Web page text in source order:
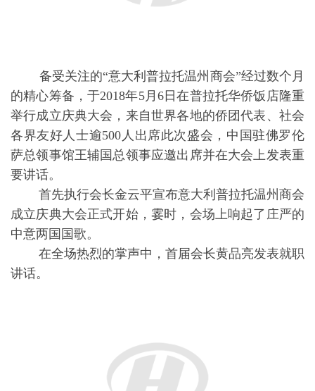
备受关注的“意大利普拉托温州商会”经过数个月
的精心筹备，于2018年5月6日在普拉托华侨饭店隆重
举行成立庆典大会，来自世界各地的侨团代表、社会
各界友好人士逾500人出席此次盛会，中国驻佛罗伦
萨总领事馆王辅国总领事应邀出席并在大会上发表重
要讲话。
首先执行会长金云平宣布意大利普拉托温州商会
成立庆典大会正式开始，霎时，会场上响起了庄严的
中意两国国歌。
在全场热烈的掌声中，首届会长黄品亮发表就职
讲话。